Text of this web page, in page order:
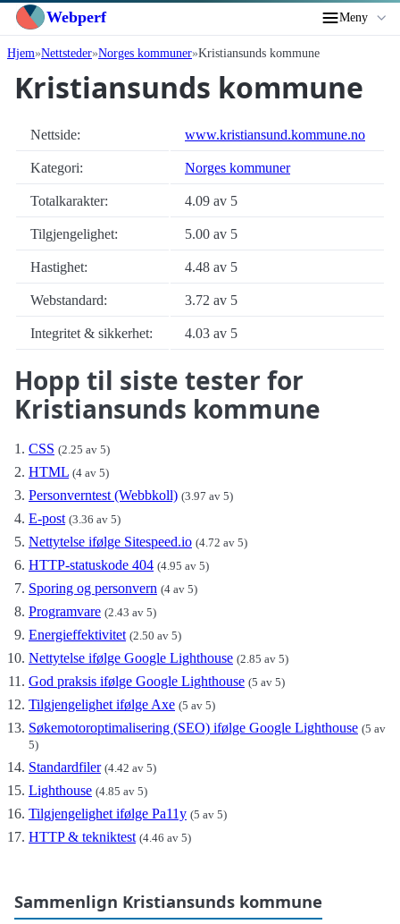
Webperf Meny
Hjem Nettsteder Norges kommuner Kristiansunds kommune
Kristiansunds kommune
Nettside: www.kristiansund.kommune.no
Kategori: Norges kommuner
Totalkarakter: 4.09 av 5
Tilgjengelighet: 5.00 av 5
Hastighet: 4.48 av 5
Webstandard: 3.72 av 5
Integritet & sikkerhet: 4.03 av 5
Hopp til siste tester for
Kristiansunds kommune
CSS (2.25 av 5)
HTML (4 av 5)
Personverntest (Webbkoll) (3.97 av 5)
E-post (3.36 av 5)
Nettytelse ifølge Sitespeed.io (4.72 av 5)
HTTP-statuskode 404 (4.95 av 5)
Sporing og personvern (4 av 5)
Programvare (2.43 av 5)
Energieffektivitet (2.50 av 5)
Nettytelse ifølge Google Lighthouse (2.85 av 5)
God praksis ifølge Google Lighthouse (5 av 5)
Tilgjengelighet ifølge Axe (5 av 5)
Søkemotoroptimalisering (SEO) ifølge Google Lighthouse (5 av
5)
Standardfiler (4.42 av 5)
Lighthouse (4.85 av 5)
Tilgjengelighet ifølge Pa11y (5 av 5)
HTTP & tekniktest (4.46 av 5)
Sammenlign Kristiansunds kommune